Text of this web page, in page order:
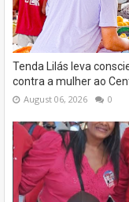
Tenda Lilás leva
contra a mulher ao
August 06, 2026 0